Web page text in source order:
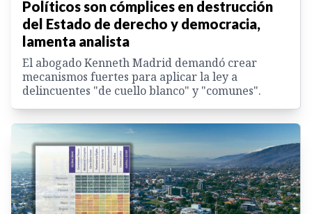
Políticos son cómplices en destrucción
del Estado de derecho y democracia,
lamenta analista
El abogado Kenneth Madrid demandó crear
mecanismos fuertes para aplicar la ley a
delincuentes "de cuello blanco" y "comunes".